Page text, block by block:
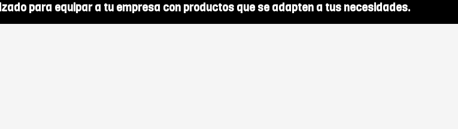
para equipar a tu empresa con productos que se adapten a tus necesidades.